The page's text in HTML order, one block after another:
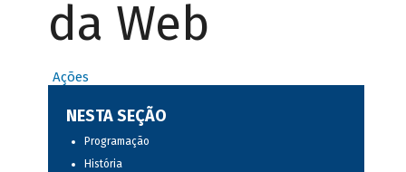
da Web
Ações
NESTA SEÇÃO
Programação
História